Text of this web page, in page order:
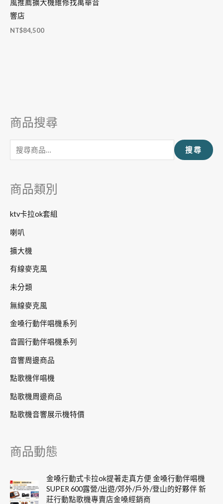
風推薦擴大機維修找萬華音
響店
NT$84,500
商品搜尋
搜
關
:
搜尋
商品類別
ktv卡拉ok套組
喇叭
擴大機
有線麥克風
未分類
無線麥克風
金嗓行動伴唱機系列
音圓行動伴唱機系列
音響周邊商品
點歌機伴唱機
點歌機周邊商品
點歌機音響展示機特價
商品動態
金嗓行動式卡拉ok提著走真方便 金嗓行動伴唱機
SUPER 600露營/出遊/郊外/戶外/登山的好夥伴 新
莊行動點歌機專賣店金嗓經銷商